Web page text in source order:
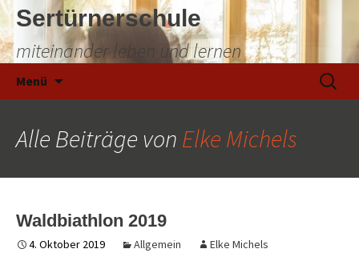
Sertürnerschule
miteinander leben und lernen
Menü
Suchen
nach:
Alle Beiträge von Elke Michels
Waldbiathlon 2019
4. Oktober 2019 Allgemein Elke Michels